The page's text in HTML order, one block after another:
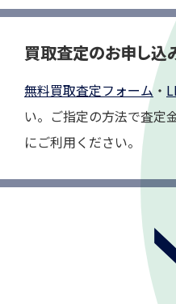
買取査定のお申し込
無料買取査定フォーム ・
い。ご指定の方法で査定
にご利用ください。